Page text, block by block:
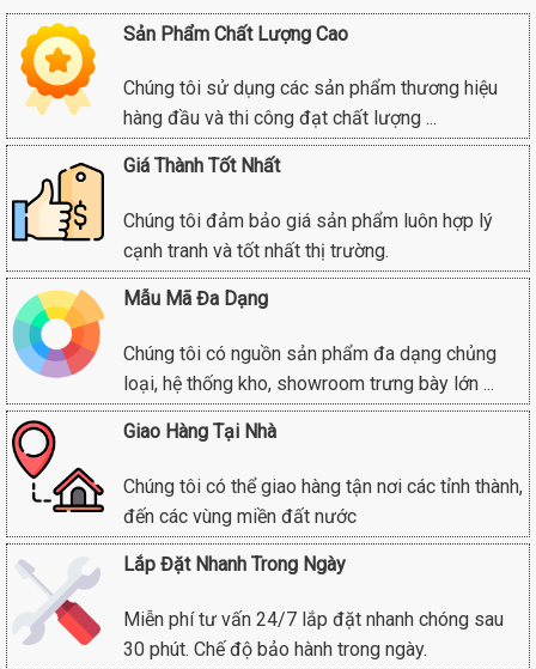
Sản Phẩm Chất Lượng Cao
Chúng tôi sử dụng các sản phẩm thương hiệu
hàng đầu và thi công đạt chất lượng ...
Giá Thành Tốt Nhất
Chúng tôi đảm bảo giá sản phẩm luôn hợp lý
cạnh tranh và tốt nhất thị trường.
Mẫu Mã Đa Dạng
Chúng tôi có nguồn sản phẩm đa dạng chủng
loại, hệ thống kho, showroom trưng bày lớn ...
Giao Hàng Tại Nhà
Chúng tôi có thể giao hàng tận nơi các tỉnh thành,
đến các vùng miền đất nước
Lắp Đặt Nhanh Trong Ngày
Miễn phí tư vấn 24/7 lắp đặt nhanh chóng sau
30 phút. Chế độ bảo hành trong ngày.